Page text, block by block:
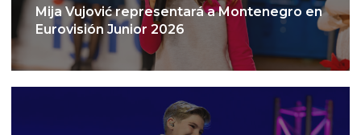
Mija Vujović representará a Montenegro en
Eurovisión Junior 2026